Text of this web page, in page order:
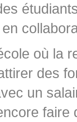
où la
des
un